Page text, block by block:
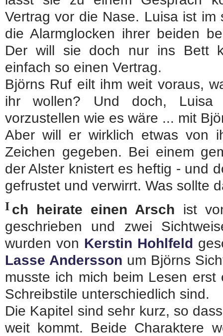
Vertrag vor die Nase. Luisa ist im
die Alarmglocken ihrer beiden
Der will sie doch nur ins Bett
einfach so einen Vertrag.
Björns Ruf eilt ihm weit voraus,
ihr wollen? Und doch, Luisa
vorzustellen wie es wäre ... mit
Aber will er wirklich etwas von
Zeichen gegeben. Bei einem
der Alster knistert es heftig - und
gefrustet und verwirrt. Was sollte
I ch heirate einen Arsch ist
geschrieben und zwei
wurden von Kerstin Hohlfeld
Lasse Andersson um Björns
musste ich mich beim Lesen
Schreibstile unterschiedlich sind.
Die Kapitel sind sehr kurz, so
weit kommt. Beide Charaktere